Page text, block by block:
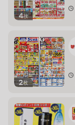
4枚
2枚